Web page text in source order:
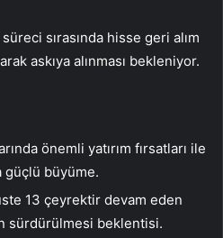
sırasında hisse geri alım
askıya alınması bekleniyor.
önemli yatırım fırsatları ile
güçlü büyüme.
13 çeyrektir devam eden
sürdürülmesi beklentisi.